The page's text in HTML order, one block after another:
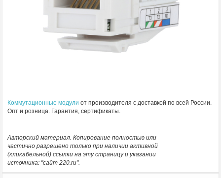
Коммутационные модули от производителя с доставкой по всей России.
Опт и розница. Гарантия, сертификаты.
Авторский материал. Копирование полностью или
частично разрешено только при наличии активной
(кликабельной) ссылки на эту страницу и указании
источника: "сайт 220.ru".